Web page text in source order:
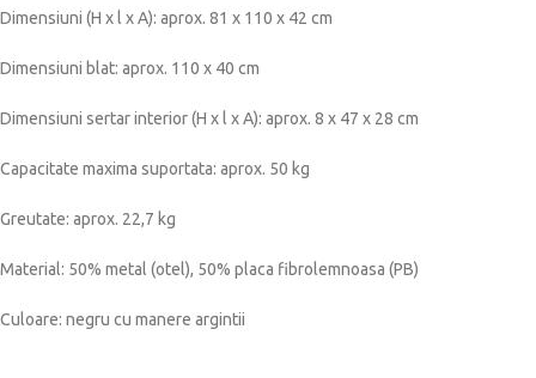
Dimensiuni (H x l x A): aprox. 81 x 110 x 42 cm
Dimensiuni blat: aprox. 110 x 40 cm
Dimensiuni sertar interior (H x l x A): aprox. 8 x 47 x 28 cm
Capacitate maxima suportata: aprox. 50 kg
Greutate: aprox. 22,7 kg
Material: 50% metal (otel), 50% placa fibrolemnoasa (PB)
Culoare: negru cu manere argintii